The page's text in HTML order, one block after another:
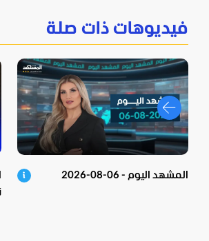
فيديوهات ذات صلة
المشهد اليوم - 06-08-2026